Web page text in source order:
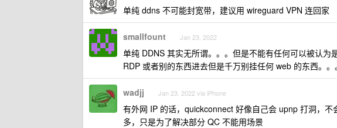
单纯 ddns 不可能封宽带，建议用 wireguard VPN 连回家
smallfount Jan 23, 2022
单纯 DDNS 其实无所谓。。。但是不能有任何可以被认
RDP 或者别的东西进去但是千万别挂任何 web 的东西。
wadjj Jan 23, 2022 via iPhone
有外网 IP 的话，quickconnect 好像自己会 upnp 打洞，
多，只是为了解决部分 QC 不能用场景